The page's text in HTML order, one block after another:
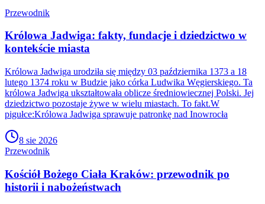
Przewodnik
Królowa Jadwiga: fakty, fundacje i dziedzictwo w
kontekście miasta
Królowa Jadwiga urodziła się między 03 października 1373 a 18
lutego 1374 roku w Budzie jako córka Ludwika Węgierskiego. Ta
królowa Jadwiga ukształtowała oblicze średniowiecznej Polski. Jej
dziedzictwo pozostaje żywe w wielu miastach. To fakt.W
pigułce:Królowa Jadwiga sprawuje patronkę nad Inowrocła
8 sie 2026
Przewodnik
Kościół Bożego Ciała Kraków: przewodnik po
historii i nabożeństwach